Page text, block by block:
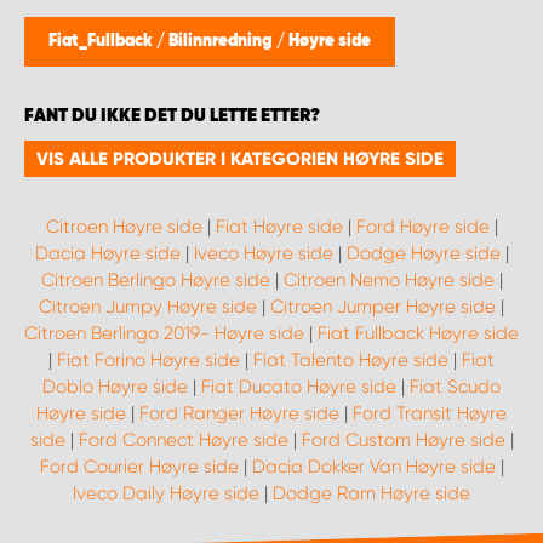
Fiat_Fullback / Bilinnredning / Høyre side
FANT DU IKKE DET DU LETTE ETTER?
VIS ALLE PRODUKTER I KATEGORIEN HØYRE SIDE
Citroen Høyre side| Fiat Høyre side| Ford Høyre side|
Dacia Høyre side| Iveco Høyre side| Dodge Høyre side|
Citroen Berlingo Høyre side| Citroen Nemo Høyre side|
Citroen Jumpy Høyre side | Citroen Jumper Høyre side |
Citroen Berlingo 2019- Høyre side | Fiat Fullback Høyre side
| Fiat Forino Høyre side | Fiat Talento Høyre side | Fiat
Doblo Høyre side | Fiat Ducato Høyre side | Fiat Scudo
Høyre side | Ford Ranger Høyre side | Ford Transit Høyre
side| Ford Connect Høyre side| Ford Custom Høyre side|
Ford Courier Høyre side| Dacia Dokker Van Høyre side|
Iveco Daily Høyre side | Dodge Ram Høyre side
WORK SYSTEM HORTEN
WORK SYSTEM NORWAY
WORK SYSTEM OSLO
WORK SYSTEM STAVANGER
WORK SYSTEM TRONDHEIM